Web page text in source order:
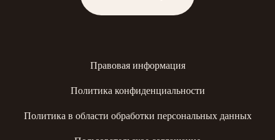
Правовая информация
Политика конфиденциальности
Политика в области обработки персональных данных